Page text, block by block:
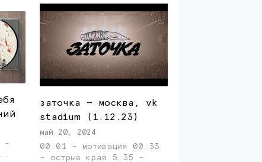
-
...
заточка — москва, vk
stadium (1.12.23)
май 20, 2024
00:01 - мотивация 00:33
- острые края 5:35 -